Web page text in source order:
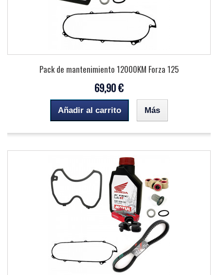
Pack de mantenimiento 12000KM Forza 125
69,90 €
Añadir al carrito Más